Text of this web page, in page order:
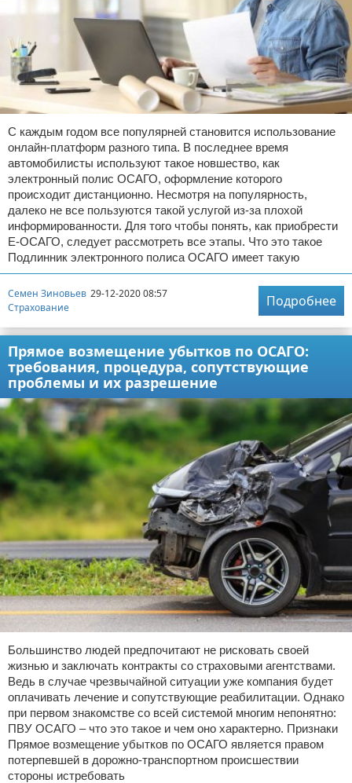
С каждым годом все популярней становится использование
онлайн-платформ разного типа. В последнее время
автомобилисты используют такое новшество, как
электронный полис ОСАГО, оформление которого
происходит дистанционно. Несмотря на популярность,
далеко не все пользуются такой услугой из-за плохой
информированности. Для того чтобы понять, как приобрести
Е-ОСАГО, следует рассмотреть все этапы. Что это такое
Подлинник электронного полиса ОСАГО имеет такую
Семен Зиновьев 29-12-2020 08:57
Страхование
Подробнее
Прямое возмещение убытков по ОСАГО:
требования, процедура, сопутствующие
проблемы и их разрешение
Большинство людей предпочитают не рисковать своей
жизнью и заключать контракты со страховыми агентствами.
Ведь в случае чрезвычайной ситуации уже компания будет
оплачивать лечение и сопутствующие реабилитации. Однако
при первом знакомстве со всей системой многим непонятно:
ПВУ ОСАГО – что это такое и чем оно характерно. Признаки
Прямое возмещение убытков по ОСАГО является правом
потерпевшей в дорожно-транспортном происшествии
стороны истребовать